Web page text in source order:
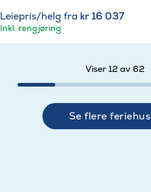
Leiepris/helg fra kr 16 037
Inkl. rengjøring
Viser 12 av 62
Se flere feriehus